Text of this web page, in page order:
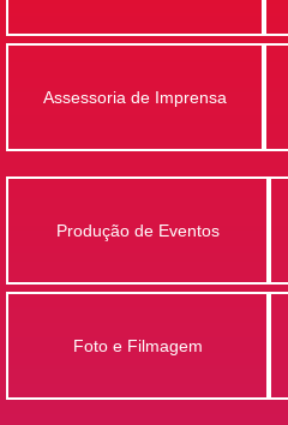
Assessoria de Imprensa
Produção de Eventos
Foto e Filmagem